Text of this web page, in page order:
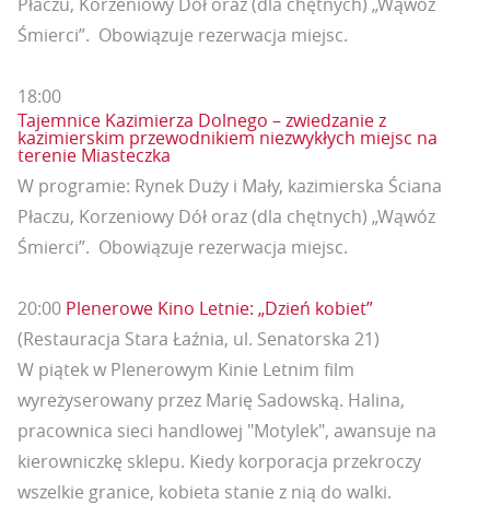
Śmierci”. Obowiązuje rezerwacja miejsc.
18:00
Tajemnice Kazimierza Dolnego – zwiedzanie z
kazimierskim przewodnikiem niezwykłych miejsc na
terenie Miasteczka
W programie: Rynek Duży i Mały, kazimierska Ściana
Płaczu, Korzeniowy Dół oraz (dla chętnych) „Wąwóz
Śmierci”. Obowiązuje rezerwacja miejsc.
20:00 Plenerowe Kino Letnie: „Dzień kobiet”
(Restauracja Stara Łaźnia, ul. Senatorska 21)
W piątek w Plenerowym Kinie Letnim film
wyreżyserowany przez Marię Sadowską. Halina,
pracownica sieci handlowej "Motylek", awansuje na
kierowniczkę sklepu. Kiedy korporacja przekroczy
wszelkie granice, kobieta stanie z nią do walki.